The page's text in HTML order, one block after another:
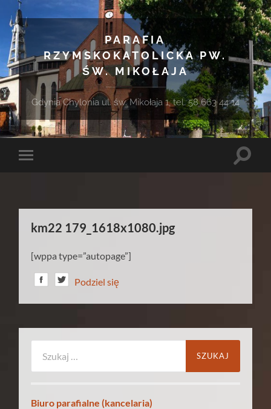
PARAFIA
RZYMSKOKATOLICKA PW.
ŚW. MIKOŁAJA
Gdynia Chylonia ul. św. Mikołaja 1, tel. 58 663 44 14
Toggle
Toggle
km22 179_1618x1080.jpg
[wppa type=”autopage”]
Podziel się
Biuro parafialne (kancelaria)